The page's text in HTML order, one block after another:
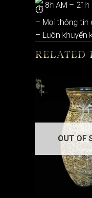
8h AM – 21h
– Mọi thông tin
– Luôn khuyến
RELATED
OUT OF